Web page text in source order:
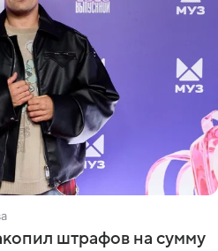
штрафов на сумму